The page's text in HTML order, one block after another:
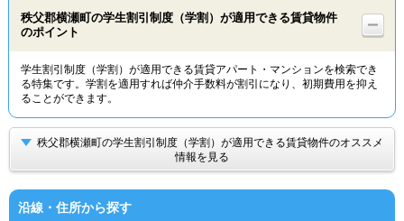
不動産会社から
秩父郡横瀬町の学生割引制度（学割）が適用できる賃貸物件
のポイント
学生割引制度（学割）が適用できる賃貸アパート・マンションを検索でき
る特集です。学割を適用すれば仲介手数料が割引になり、初期費用を抑え
ることができます。
秩父郡横瀬町の学生割引制度（学割）が適用できる賃貸物件のオススメ
情報を見る
沿線・住所から探す